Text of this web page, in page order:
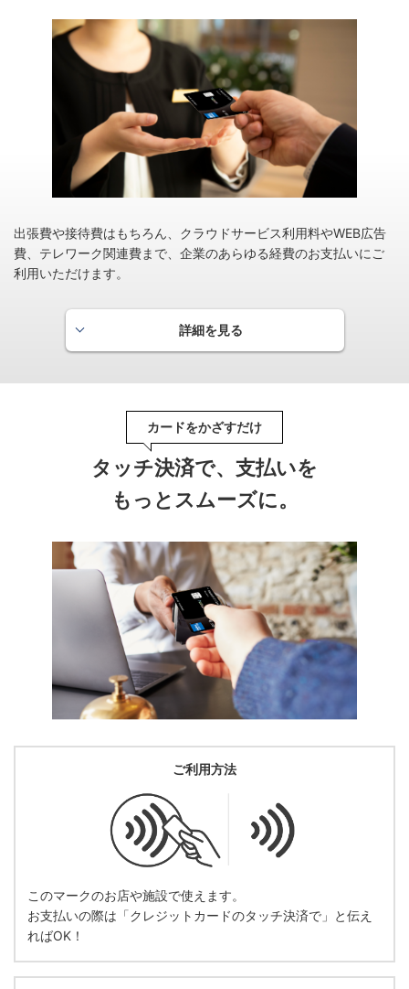
プラチナの場合
月間のご利用が10万円以上の方は、基本ポイント
の50％分を加算いたします。
※月間（1ヵ月）のご利用は、原則毎月16日～翌月15日を対象期間とし、
翌々月ご請求分にポイント付与いたします。
ＰＯＩＮＴ名人．ｃｏｍ
ＰＯＩＮＴ名人．ｃｏｍなら、いつものネットショッ
す。
出張費や接待費はもちろん、クラウドサービス利用料やWEB広告
費、テレワーク関連費まで、企業のあらゆる経費のお支払いにご
利用いただけます。
詳細を見る
カードをかざすだけ
タッチ決済で、支払いを
もっとスムーズに。
ご利用方法
このマークのお店や施設で使えます。
お支払いの際は「クレジットカードのタッチ決済で」と伝え
ればOK！